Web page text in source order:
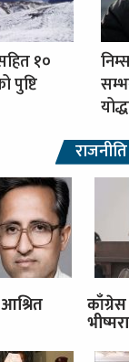
१०
राजनीति